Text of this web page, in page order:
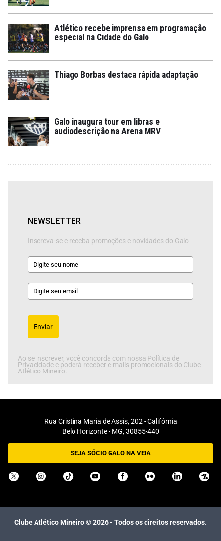
Atlético recebe imprensa em programação
especial na Cidade do Galo
Thiago Borbas destaca rápida adaptação
Galo inaugura tour em libras e
audiodescrição na Arena MRV
NEWSLETTER
Inscreva-se e receba promoções e novidades do Galo
Enviar
Ao se inscrever, você concorda com nossa Política de
Privacidade e poderá receber e-mails promocionais do Clube
Atlético Mineiro.
Rua Cristina Maria de Assis, 202 - Califórnia
Belo Horizonte - MG, 30855-440
SEJA SÓCIO GALO NA VEIA
Clube Atlético Mineiro ©2026- Todos os direitos reservados.